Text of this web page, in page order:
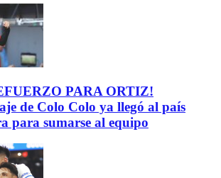
PARA ORTIZ!
de Colo Colo ya llegó al país
para sumarse al equipo